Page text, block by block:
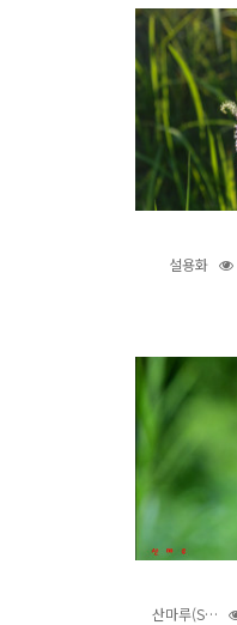
설용화
산마루(S…